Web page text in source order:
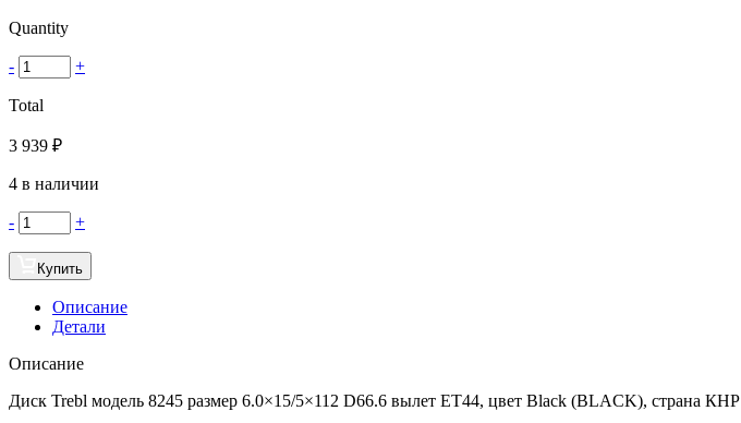
Quantity
- +
Total
3 939 ₽
4 в наличии
- +
Купить
Описание
Детали
Описание
Диск Trebl модель 8245 размер 6.0×15/5×112 D66.6 вылет ET44, цвет Black (BLACK), страна КНР